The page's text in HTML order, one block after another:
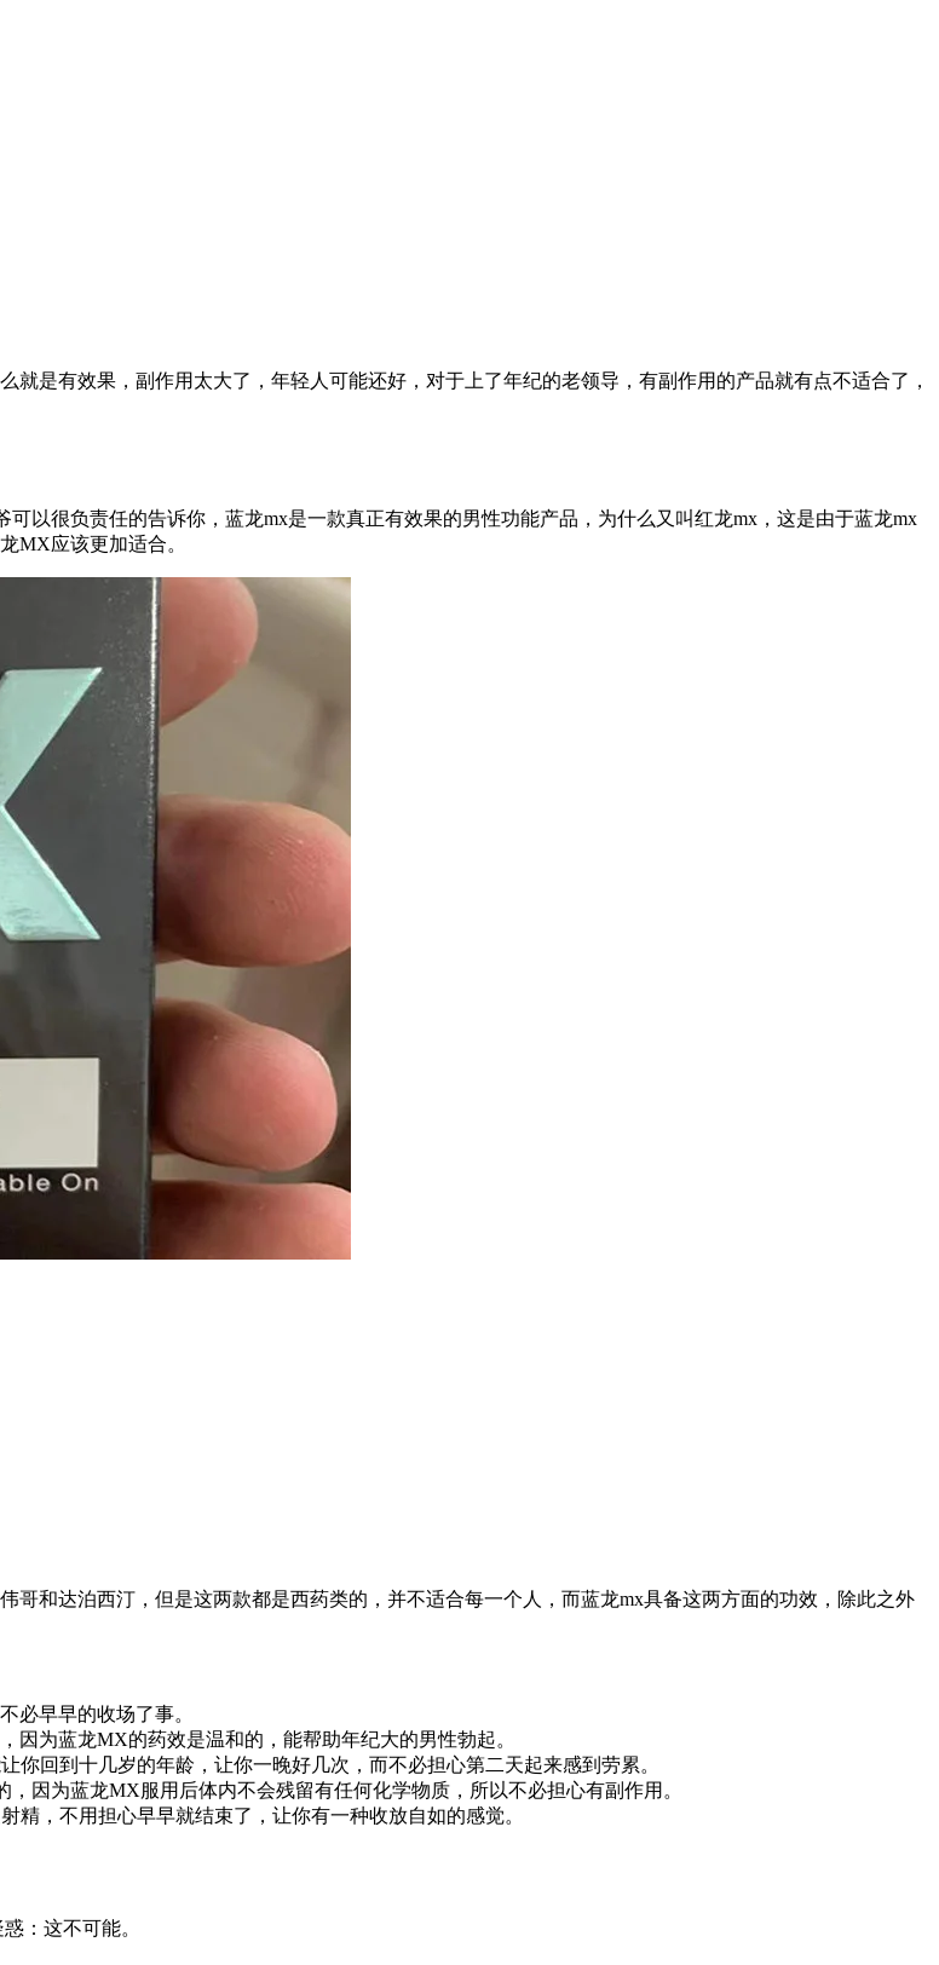
是有效果，副作用太大了，年轻人可能还好，对于上了年纪的老领导，有副作用的产品就有点不适合了，
以很负责任的告诉你，蓝龙mx是一款真正有效果的男性功能产品，为什么又叫红龙mx，这是由于蓝龙mx
MX应该更加适合。
和达泊西汀，但是这两款都是西药类的，并不适合每一个人，而蓝龙mx具备这两方面的功效，除此之外
必早早的收场了事。
因为蓝龙MX的药效是温和的，能帮助年纪大的男性勃起。
回到十几岁的年龄，让你一晚好几次，而不必担心第二天起来感到劳累。
因为蓝龙MX服用后体内不会残留有任何化学物质，所以不必担心有副作用。
精，不用担心早早就结束了，让你有一种收放自如的感觉。
：这不可能。